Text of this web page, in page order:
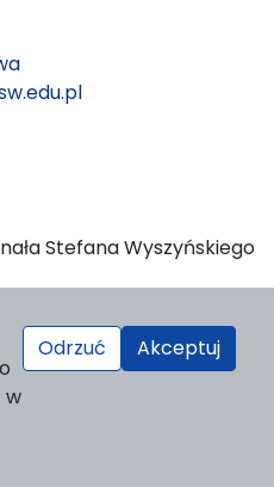
Stefana Wyszyńskiego
PKP
w
Odrzuć Akceptuj